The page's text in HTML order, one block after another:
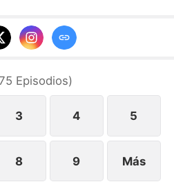
frustrada que los
todos sus demonios ya
esa oscuridad antes de
Episodios)
3 4 5
8 9 Más